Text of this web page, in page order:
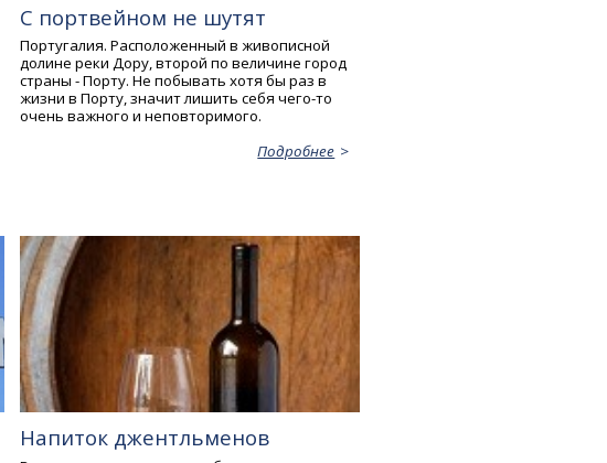
С портвейном не шутят
Португалия. Расположенный в живописной
долине реки Дору, второй по величине город
страны - Порту. Не побывать хотя бы раз в
жизни в Порту, значит лишить себя чего-то
очень важного и неповторимого.
Подробнее
Напиток джентльменов